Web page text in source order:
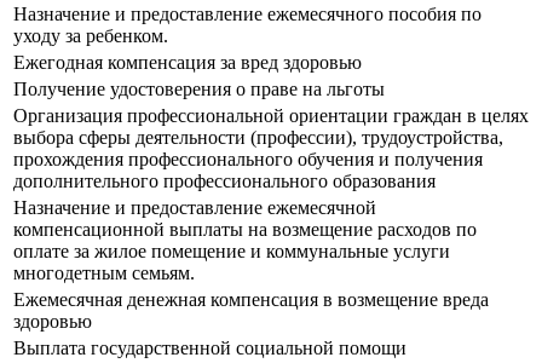
Назначение и предоставление ежемесячного пособия по
уходу за ребенком.
Ежегодная компенсация за вред здоровью
Получение удостоверения о праве на льготы
Организация профессиональной ориентации граждан в целях
выбора сферы деятельности (профессии), трудоустройства,
прохождения профессионального обучения и получения
дополнительного профессионального образования
Назначение и предоставление ежемесячной
компенсационной выплаты на возмещение расходов по
оплате за жилое помещение и коммунальные услуги
многодетным семьям.
Ежемесячная денежная компенсация в возмещение вреда
здоровью
Выплата государственной социальной помощи